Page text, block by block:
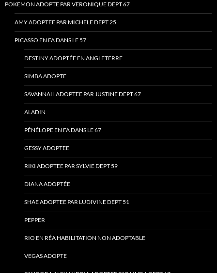
POKEMON ADOPTE PAR VERONIQUE DEPT 67
AMY ADOPTEE PAR MICHELE DEPT 25
PICASSO EN FA DANS LE 57
DESTINY ADOPTÉE EN ANGLETERRE
SIMBA ADOPTE
SAVANNAH ADOPTEE PAR JUSTINE DEPT 67
ALADIN
PÉNÉLOPE EN FA DANS LE 67
GESSY ADOPTEE
RIKI ADOPTEE PAR SYLVIE DEPT 59
DIANA ADOPTÉE
SHAE ADOPTEE PAR LUDIVINE DEPT 51
PEPPER
RIO EN RÉA HABILITATION NON ADOPTABLE
VEGAS ADOPTE